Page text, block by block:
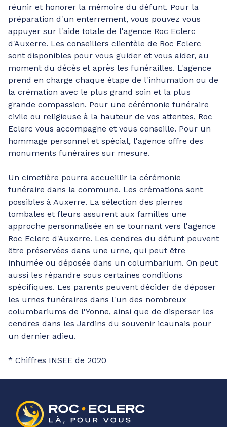
réunir et honorer la mémoire du défunt. Pour la
préparation d'un enterrement, vous pouvez vous
appuyer sur l'aide totale de l'agence Roc Eclerc
d'Auxerre. Les conseillers clientèle de Roc Eclerc
sont disponibles pour vous guider et vous aider, au
moment du décès et après les funérailles. L'agence
prend en charge chaque étape de l'inhumation ou de
la crémation avec le plus grand soin et la plus
grande compassion. Pour une cérémonie funéraire
civile ou religieuse à la hauteur de vos attentes, Roc
Eclerc vous accompagne et vous conseille. Pour un
hommage personnel et spécial, l'agence offre des
monuments funéraires sur mesure.
Un cimetière pourra accueillir la cérémonie
funéraire dans la commune. Les crémations sont
possibles à Auxerre. La sélection des pierres
tombales et fleurs assurent aux familles une
approche personnalisée en se tournant vers l'agence
Roc Eclerc d'Auxerre. Les cendres du défunt peuvent
être préservées dans une urne, qui peut être
inhumée ou déposée dans un columbarium. On peut
aussi les répandre sous certaines conditions
spécifiques. Les parents peuvent décider de déposer
les urnes funéraires dans l'un des nombreux
columbariums de l'Yonne, ainsi que de disperser les
cendres dans les Jardins du souvenir icaunais pour
un dernier adieu.
* Chiffres INSEE de 2020